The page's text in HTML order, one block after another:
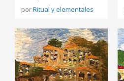
porRitual y elementales